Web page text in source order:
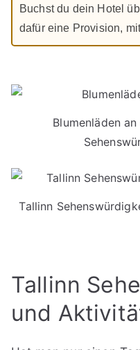
Buchst du dein Hotel
dafür eine Provision,
Blumenläden
Tallinn
Tallinn
und